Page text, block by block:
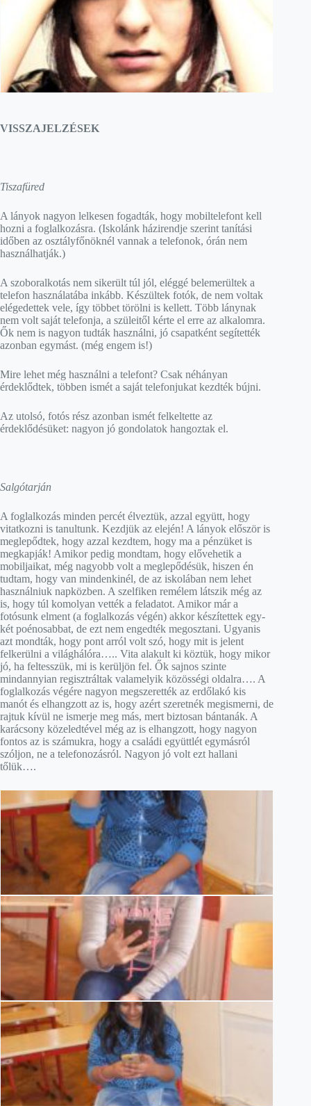
VISSZAJELZÉSEK
Tiszafüred
A lányok nagyon lelkesen fogadták, hogy mobiltelefont kell
hozni a foglalkozásra. (Iskolánk házirendje szerint tanítási
időben az osztályfőnöknél vannak a telefonok, órán nem
használhatják.)
A szoboralkotás nem sikerült túl jól, eléggé belemerültek a
telefon használatába inkább. Készültek fotók, de nem voltak
elégedettek vele, így többet törölni is kellett. Több lánynak
nem volt saját telefonja, a szüleitől kérte el erre az alkalomra.
Ők nem is nagyon tudták használni, jó csapatként segítették
azonban egymást. (még engem is!)
Mire lehet még használni a telefont? Csak néhányan
érdeklődtek, többen ismét a saját telefonjukat kezdték bújni.
Az utolsó, fotós rész azonban ismét felkeltette az
érdeklődésüket: nagyon jó gondolatok hangoztak el.
Salgótarján
A foglalkozás minden percét élveztük, azzal együtt, hogy
vitatkozni is tanultunk. Kezdjük az elején! A lányok először is
meglepődtek, hogy azzal kezdtem, hogy ma a pénzüket is
megkapják! Amikor pedig mondtam, hogy elővehetik a
mobiljaikat, még nagyobb volt a meglepődésük, hiszen én
tudtam, hogy van mindenkinél, de az iskolában nem lehet
használniuk napközben. A szelfiken remélem látszik még az
is, hogy túl komolyan vették a feladatot. Amikor már a
fotósunk elment (a foglalkozás végén) akkor készítettek egy-
két poénosabbat, de ezt nem engedték megosztani. Ugyanis
azt mondták, hogy pont arról volt szó, hogy mit is jelent
felkerülni a világhálóra….. Vita alakult ki köztük, hogy mikor
jó, ha feltesszük, mi is kerüljön fel. Ők sajnos szinte
mindannyian regisztráltak valamelyik közösségi oldalra…. A
foglalkozás végére nagyon megszerették az erdőlakó kis
manót és elhangzott az is, hogy azért szeretnék megismerni, de
rajtuk kívül ne ismerje meg más, mert biztosan bántanák. A
karácsony közeledtével még az is elhangzott, hogy nagyon
fontos az is számukra, hogy a családi együttlét egymásról
szóljon, ne a telefonozásról. Nagyon jó volt ezt hallani
tőlük….